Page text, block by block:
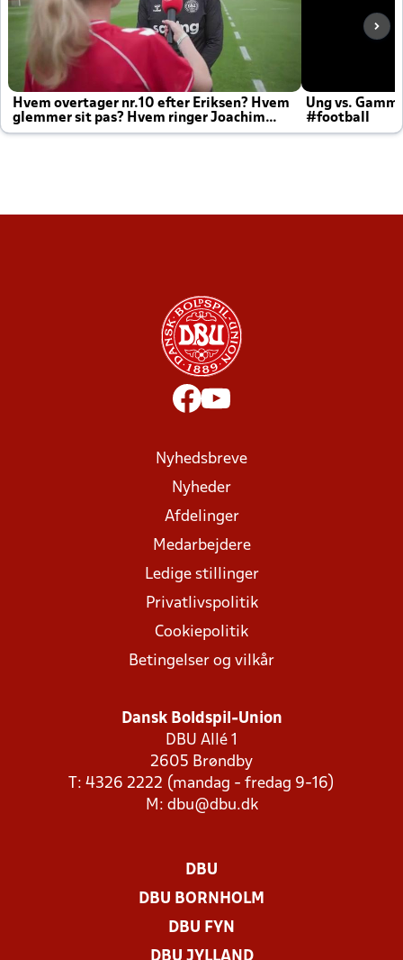
Hvem overtager nr.10 efter Eriksen? Hvem
glemmer sit pas? Hvem ringer Joachim
altid til efter kampe?
Ung vs.
#football
Nyhedsbreve
Nyheder
Afdelinger
Medarbejdere
Ledige stillinger
Privatlivspolitik
Cookiepolitik
Betingelser og vilkår
Dansk Boldspil-Union
DBU Allé 1
2605 Brøndby
T: 4326 2222 (mandag - fredag 9-16)
M: dbu@dbu.dk
DBU
DBU BORNHOLM
DBU FYN